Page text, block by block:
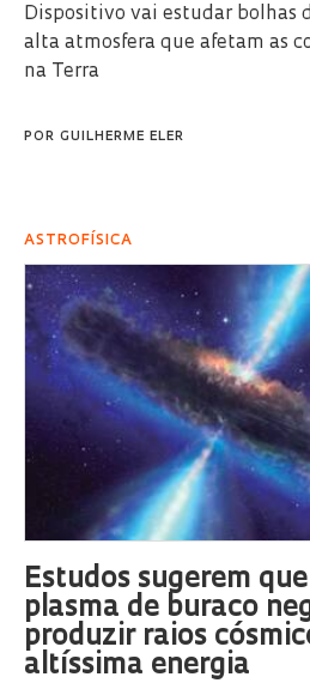
Dispositivo vai estudar bolhas
alta atmosfera que afetam as
na Terra
POR GUILHERME ELER
ASTROFÍSICA
Estudos sugerem
plasma de buraco
produzir raios
altíssima energia